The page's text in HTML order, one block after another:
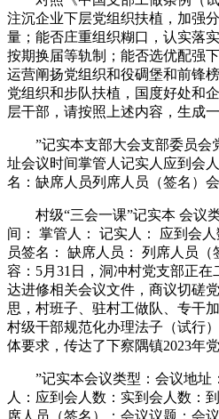
注沉企业下层党组织扶植，加强
量；能否庄重组织糊口，认实落
按期换届等轨制；能否选优配强
运营阐扬党组织和役碉堡和前锋
党组织和步队扶植，国度好处和
层干部，请按照上述内容，生成
”记实本支部大会支部委员会
址会议时间掌管人记实人应到会
名：缺席人员列席人员（签名）
村级“三会一课”记实本 会议
间： 掌管人： 记实人： 应到会
员签名： 缺席人员： 列席人员
容：5月31日，洞冲村党支部正
达进修相关会议文件，商议切磋
思，村班子、驻村工做队、专干
村级干部规范化办理法子（试行
体要求，传达了下察隅镇2023年
”记实本会议类型：会议地址
人：应到会人数：实到会人数：
席人员（签名）：会议议题：会